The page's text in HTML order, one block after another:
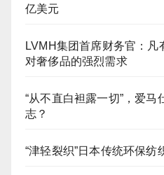
亿美元
LVMH集团首席财务官：
对奢侈品的强烈需求
“从不直白袒露一切”，爱
志？
“津轻裂织”日本传统环保纺